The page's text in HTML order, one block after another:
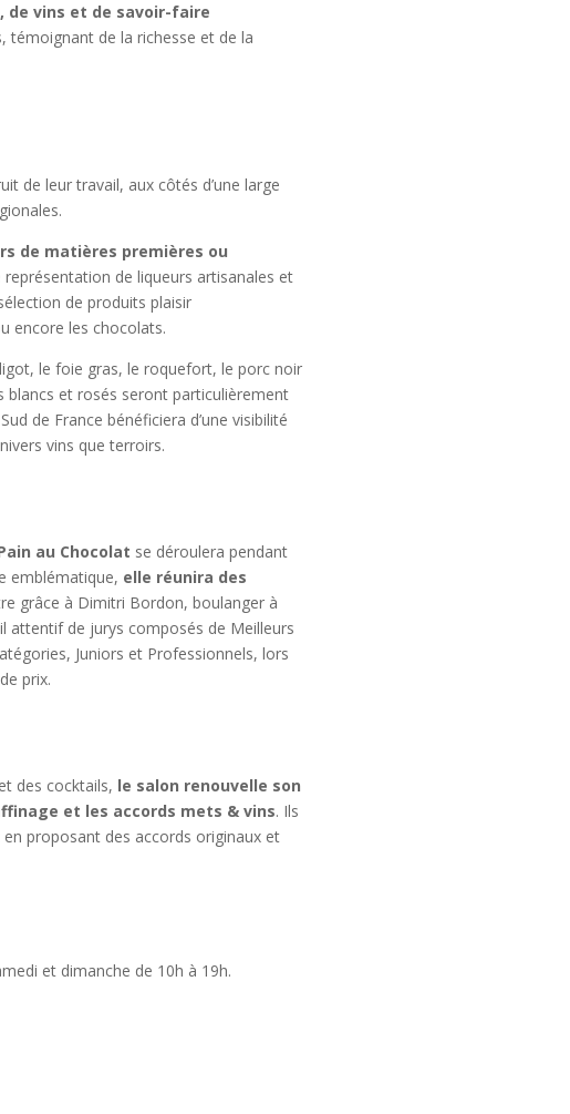
de vins et de savoir-faire
témoignant de la richesse et de la
de leur travail, aux côtés d’une large
de matières premières ou
de liqueurs artisanales et
de produits plaisir
encore les chocolats.
le foie gras, le roquefort, le porc noir
blancs et rosés seront particulièrement
de France bénéficiera d’une visibilité
vins que terroirs.
au Chocolat se déroulera pendant
emblématique, elle réunira des
grâce à Dimitri Bordon, boulanger à
attentif de jurys composés de Meilleurs
Juniors et Professionnels, lors
prix.
des cocktails, le salon renouvelle son
et les accords mets & vins. Ils
proposant des accords originaux et
et dimanche de 10h à 19h.